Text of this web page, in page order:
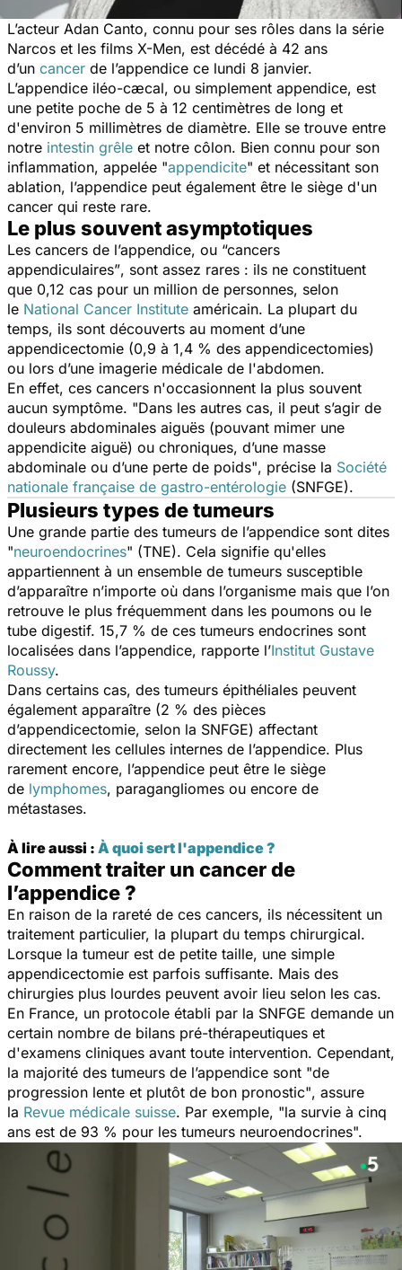
L’acteur Adan Canto, connu pour ses rôles dans la série
Narcos et les films X-Men, est décédé à 42 ans
d’un cancer de l’appendice ce lundi 8 janvier.
L’appendice iléo-cæcal, ou simplement appendice, est
une petite poche de 5 à 12 centimètres de long et
d'environ 5 millimètres de diamètre. Elle se trouve entre
notre intestin grêle et notre côlon. Bien connu pour son
inflammation, appelée "appendicite" et nécessitant son
ablation, l’appendice peut également être le siège d'un
cancer qui reste rare.
Le plus souvent asymptotiques
Les cancers de l’appendice, ou “cancers
appendiculaires”, sont assez rares : ils ne constituent
que 0,12 cas pour un million de personnes, selon
le National Cancer Institute américain. La plupart du
temps, ils sont découverts au moment d’une
appendicectomie (0,9 à 1,4 % des appendicectomies)
ou lors d’une imagerie médicale de l'abdomen.
En effet, ces cancers n'occasionnent la plus souvent
aucun symptôme. "Dans les autres cas, il peut s’agir de
douleurs abdominales aiguës (pouvant mimer une
appendicite aiguë) ou chroniques, d’une masse
abdominale ou d’une perte de poids", précise la Société
nationale française de gastro-entérologie (SNFGE).
Plusieurs types de tumeurs
Une grande partie des tumeurs de l’appendice sont dites
"neuroendocrines" (TNE). Cela signifie qu'elles
appartiennent à un ensemble de tumeurs susceptible
d’apparaître n’importe où dans l’organisme mais que l’on
retrouve le plus fréquemment dans les poumons ou le
tube digestif. 15,7 % de ces tumeurs endocrines sont
localisées dans l’appendice, rapporte l’Institut Gustave
Roussy.
Dans certains cas, des tumeurs épithéliales peuvent
également apparaître (2 % des pièces
d’appendicectomie, selon la SNFGE) affectant
directement les cellules internes de l’appendice. Plus
rarement encore, l’appendice peut être le siège
de lymphomes, paragangliomes ou encore de
métastases.
À lire aussi : À quoi sert l'appendice ?
Comment traiter un cancer de
l’appendice ?
En raison de la rareté de ces cancers, ils nécessitent un
traitement particulier, la plupart du temps chirurgical.
Lorsque la tumeur est de petite taille, une simple
appendicectomie est parfois suffisante. Mais des
chirurgies plus lourdes peuvent avoir lieu selon les cas.
En France, un protocole établi par la SNFGE demande un
certain nombre de bilans pré-thérapeutiques et
d'examens cliniques avant toute intervention. Cependant,
la majorité des tumeurs de l’appendice sont "de
progression lente et plutôt de bon pronostic", assure
la Revue médicale suisse. Par exemple, "la survie à cinq
ans est de 93 % pour les tumeurs neuroendocrines".